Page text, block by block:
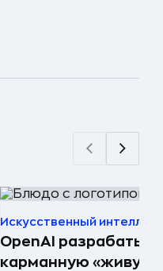
Искусственный
OpenAI
карманную «живую